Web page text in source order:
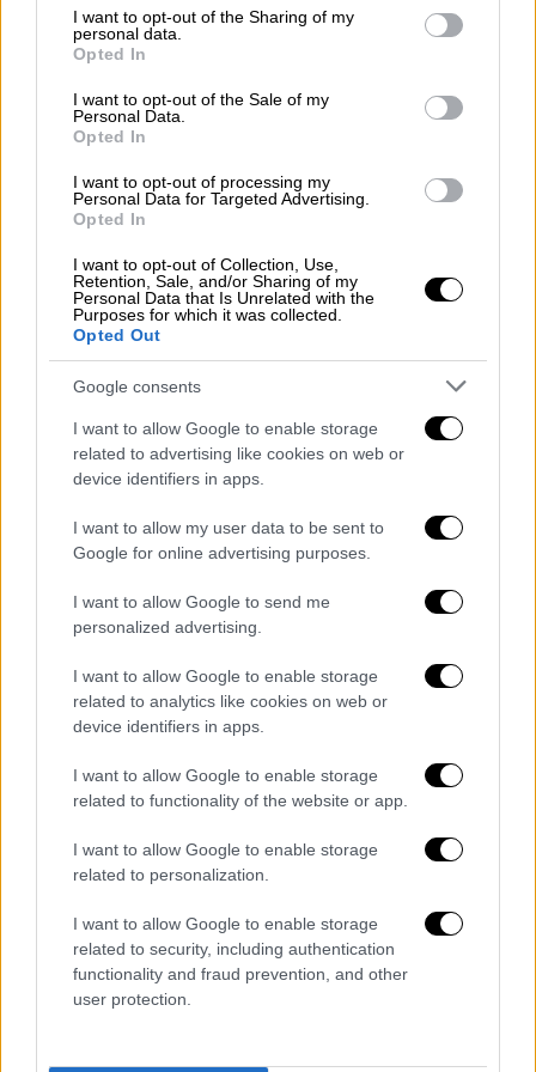
not limited to your visit or usage behaviour. You may click to
grant or deny consent to Google and its third-party tags to
use your data for below specified purposes in below Google
consent section.
I want to opt-out of the Sharing of my
personal data.
Opted In
I want to opt-out of the Sale of my
Personal Data.
Opted In
I want to opt-out of processing my
Personal Data for Targeted Advertising.
Opted In
I want to opt-out of Collection, Use,
Retention, Sale, and/or Sharing of my
Personal Data that Is Unrelated with the
Purposes for which it was collected.
Opted Out
Google consents
I want to allow Google to enable storage
related to advertising like cookies on web or
device identifiers in apps.
I want to allow my user data to be sent to
Google for online advertising purposes.
I want to allow Google to send me
personalized advertising.
I want to allow Google to enable storage
related to analytics like cookies on web or
device identifiers in apps.
I want to allow Google to enable storage
related to functionality of the website or app.
I want to allow Google to enable storage
related to personalization.
I want to allow Google to enable storage
related to security, including authentication
functionality and fraud prevention, and other
user protection.
ταμπέλας και έσπευσε νααφαιρέσει την
πινακίδα, εισπράττοντας ωστόσο την
αντίδραση μιας υπαλλήλουαπό το
κατάστημα.
εργαζόμενη κοπέλαεπιχείρησε να
συνετίσει τον τουρίστα και αυτός ως
απάντηση…την έσπρωξε, με αποτέλεσμα να
δημιουργηθεί μικρής διάρκειας επεισόδιο.
Ο Ισραηλινός κατάφερε να φύγει από το
σημείο, στη συνέχεια όμως του υποβλήθηκε
μήνυση καισυνελήφθη από άνδρες της
Ο Ισραηλινός άνδρας, αφέθηκε τελικά
ελεύθερος και επιβιβάστηκε στο
κρουαζιερόπλοιο που βρισκόταν στο λιμάνι
του Αγίου Νικολάου, εντός του οποίου
βρίσκονται και άλλοι συμπατριώτες του, το
Crown Iris.
Crown Iris (EUROKINISSI)
λόγω πλοίου είχαν αντιταχθεί πολίτες που